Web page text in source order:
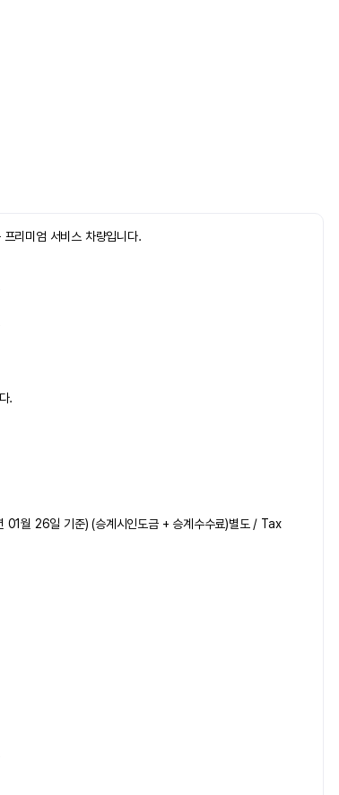
리미엄 서비스 차량입니다.
.
월 26일 기준) (승계시인도금 + 승계수수료)별도 / Tax